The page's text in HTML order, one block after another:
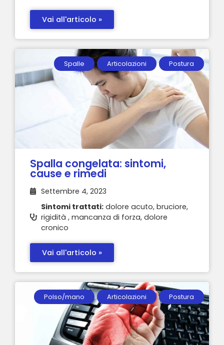
Vai all'articolo »
Spalle Articolazioni Postura
Spalla congelata: sintomi,
cause e rimedi
Settembre 4, 2023
Sintomi trattati: dolore acuto, bruciore,
rigidità , mancanza di forza, dolore
cronico
Vai all'articolo »
Polso/mano Articolazioni Postura